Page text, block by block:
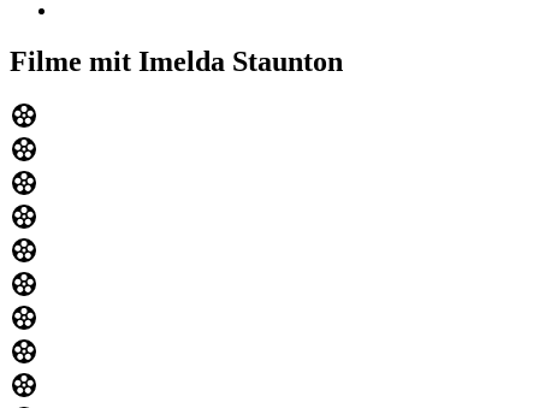
Filme mit Imelda Staunton